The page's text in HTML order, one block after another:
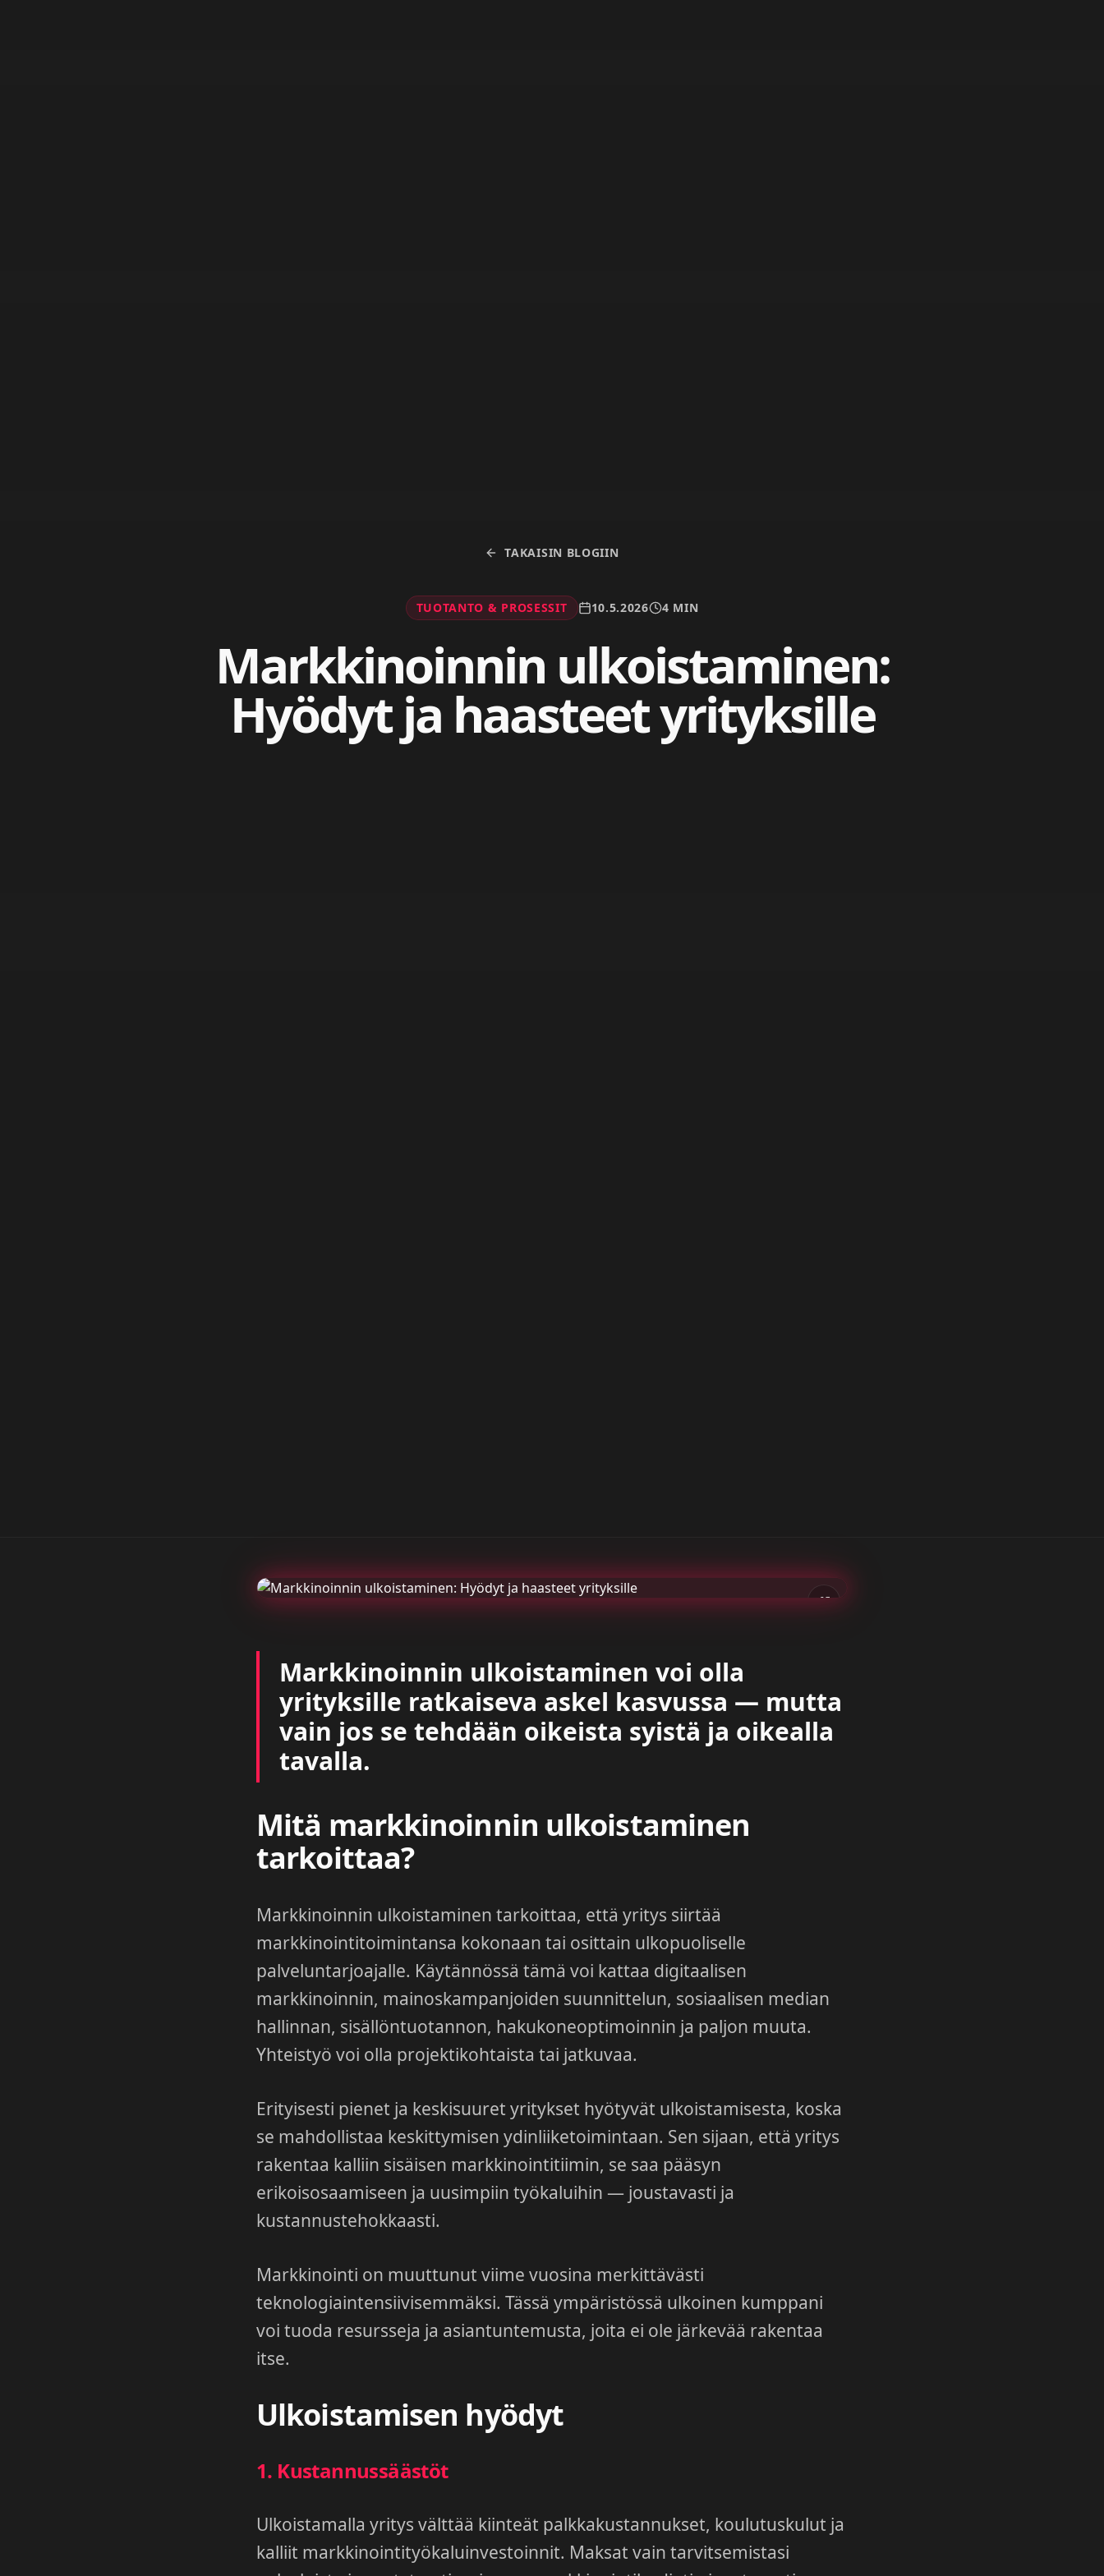
TAKAISIN BLOGIIN
TUOTANTO & PROSESSIT 10.5.2026 4 MIN
Markkinoinnin ulkoistaminen:
Hyödyt ja haasteet yrityksille
AI
Markkinoinnin ulkoistaminen voi olla
yrityksille ratkaiseva askel kasvussa — mutta
vain jos se tehdään oikeista syistä ja oikealla
tavalla.
Mitä markkinoinnin ulkoistaminen
tarkoittaa?
Markkinoinnin ulkoistaminen tarkoittaa, että yritys siirtää
markkinointitoimintansa kokonaan tai osittain ulkopuoliselle
palveluntarjoajalle. Käytännössä tämä voi kattaa digitaalisen
markkinoinnin, mainoskampanjoiden suunnittelun, sosiaalisen median
hallinnan, sisällöntuotannon, hakukoneoptimoinnin ja paljon muuta.
Yhteistyö voi olla projektikohtaista tai jatkuvaa.
Erityisesti pienet ja keskisuuret yritykset hyötyvät ulkoistamisesta, koska
se mahdollistaa keskittymisen ydinliiketoimintaan. Sen sijaan, että yritys
rakentaa kalliin sisäisen markkinointitiimin, se saa pääsyn
erikoisosaamiseen ja uusimpiin työkaluihin — joustavasti ja
kustannustehokkaasti.
Markkinointi on muuttunut viime vuosina merkittävästi
teknologiaintensiivisemmäksi. Tässä ympäristössä ulkoinen kumppani
voi tuoda resursseja ja asiantuntemusta, joita ei ole järkevää rakentaa
itse.
Ulkoistamisen hyödyt
1. Kustannussäästöt
Ulkoistamalla yritys välttää kiinteät palkkakustannukset, koulutuskulut ja
kalliit markkinointityökaluinvestoinnit. Maksat vain tarvitsemistasi